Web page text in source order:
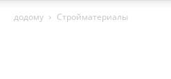
додому Стройматериалы